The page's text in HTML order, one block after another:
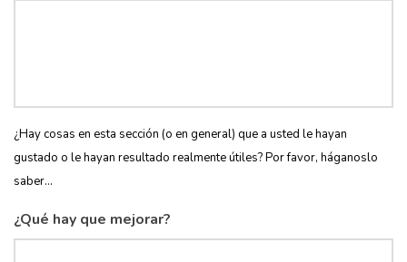
¿Hay cosas en esta sección (o en general) que a usted le hayan
gustado o le hayan resultado realmente útiles? Por favor, háganoslo
saber...
¿Qué hay que mejorar?